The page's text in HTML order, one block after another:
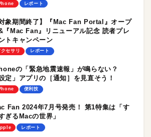
レポート
対象期間終了】『Mac Fan Portal』オープ
『Mac Fan』リニューアル記念 読者プレ
トキャンペーン
クセサリ レポート
の「緊急地震速報」が鳴らない？
設定」アプリの［通知］を見直そう！
便利技
Fan 2024年7月号発売！ 第1特集は「す
ぎるMacの世界」
レポート